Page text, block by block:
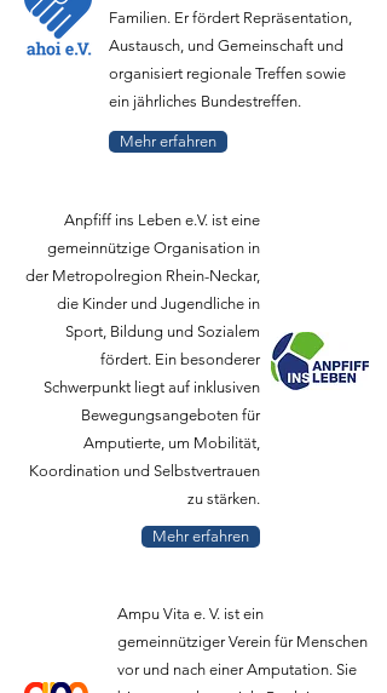
Familien. Er fördert Repräsentation,
Austausch, und Gemeinschaft und
organisiert regionale Treffen sowie
ein jährliches Bundestreffen.
Mehr erfahren
Anpfiff ins Leben e.V. ist eine
gemeinnützige Organisation in
der Metropolregion Rhein-Neckar,
die Kinder und Jugendliche in
Sport, Bildung und Sozialem
fördert. Ein besonderer
Schwerpunkt liegt auf inklusiven
Bewegungsangeboten für
Amputierte, um Mobilität,
Koordination und Selbstvertrauen
zu stärken.
Mehr erfahren
Ampu Vita e. V. ist ein
gemeinnütziger Verein für Menschen
vor und nach einer Amputation. Sie